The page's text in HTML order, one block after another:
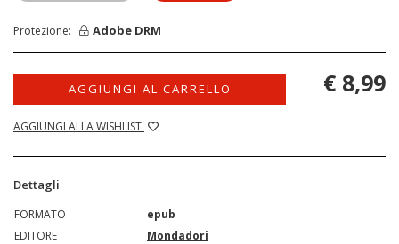
Protezione: Adobe DRM
AGGIUNGI AL CARRELLO
AGGIUNGI ALLA WISHLIST
€ 8,99
Dettagli
FORMATO
epub
EDITORE
Mondadori